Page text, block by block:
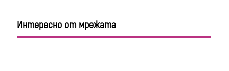
Интересно от мрежата